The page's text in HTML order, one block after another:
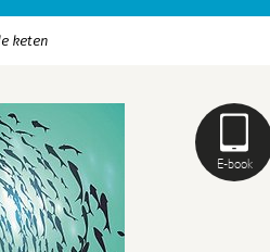
keten
E-book